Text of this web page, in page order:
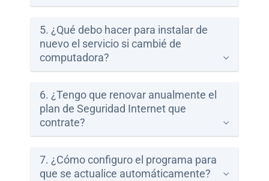
Centros
Atención
Telmex
5. ¿Qué debo hacer para instalar de
nuevo el servicio si cambié de
computadora?
6. ¿Tengo que renovar anualmente el
plan de Seguridad Internet que
contrate?
7. ¿Cómo configuro el programa para
que se actualice automáticamente?